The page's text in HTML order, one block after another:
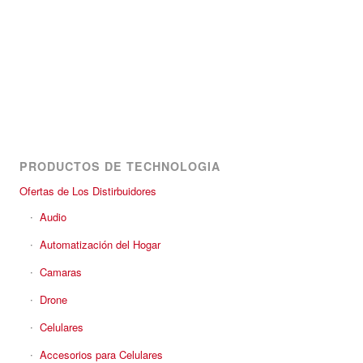
PRODUCTOS DE TECHNOLOGIA
Ofertas de Los Distirbuidores
Audio
Automatización del Hogar
Camaras
Drone
Celulares
Accesorios para Celulares